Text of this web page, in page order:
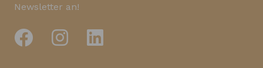
Newsletter an!